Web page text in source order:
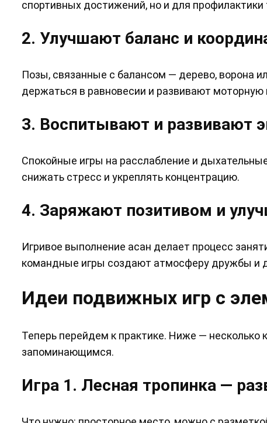
спортивных достижений, но и для профилактики
2. Улучшают баланс и
Позы, связанные с балансом — дерево, ворона
держаться в равновесии и развивают моторную
3. Воспитывают и развивают
Спокойные игры на расслабление и
снижать стресс и укреплять концентрацию.
4. Заряжают позитивом и
Игривое выполнение асан делает процесс
командные игры создают атмосферу дружбы и
Идеи подвижных игр с
Теперь перейдем к практике. Ниже — несколько
запоминающимся.
Игра 1. Лесная тропинка —